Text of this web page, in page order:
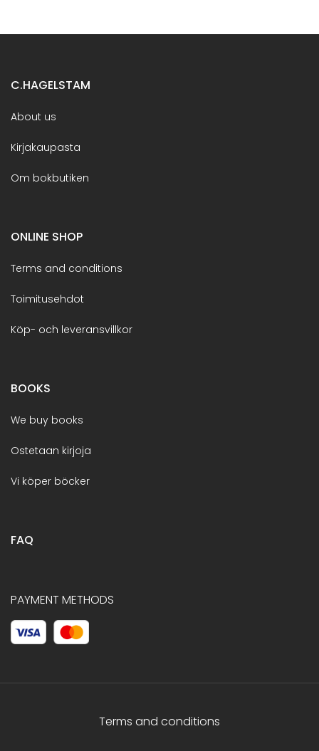
C.HAGELSTAM
About us
Kirjakaupasta
Om bokbutiken
ONLINE SHOP
Terms and conditions
Toimitusehdot
Köp- och leveransvillkor
BOOKS
We buy books
Ostetaan kirjoja
Vi köper böcker
FAQ
PAYMENT METHODS
Terms and conditions